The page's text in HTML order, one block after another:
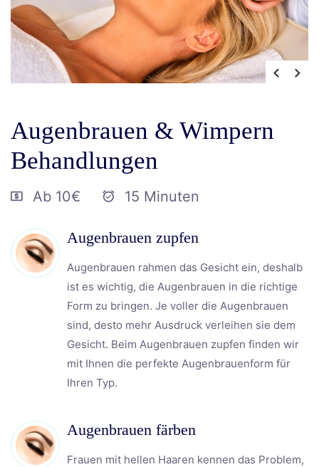
Augenbrauen & Wimpern
Behandlungen
Ab 10€ 15 Minuten
Augenbrauen zupfen
Augenbrauen rahmen das Gesicht ein, deshalb
ist es wichtig, die Augenbrauen in die richtige
Form zu bringen. Je voller die Augenbrauen
sind, desto mehr Ausdruck verleihen sie dem
Gesicht. Beim Augenbrauen zupfen finden wir
mit Ihnen die perfekte Augenbrauenform für
Ihren Typ.
Augenbrauen färben
Frauen mit hellen Haaren kennen das Problem,